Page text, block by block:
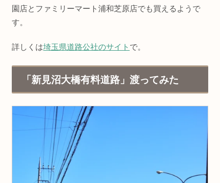
園店とファミリーマート浦和芝原店でも買えるようで
す。
詳しくは埼玉県道路公社のサイト で。
「新見沼大橋有料道路」渡ってみた